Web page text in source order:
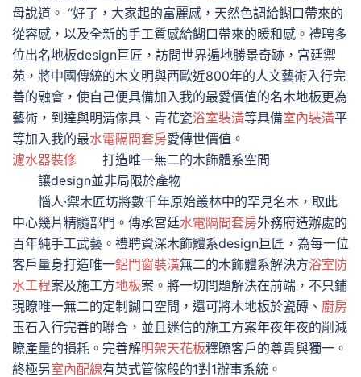
母說道。 “好了，大家起的富麗感，天然色調給餬口帶來的
從容感，以及全新的手工質感給餬口帶來的暖和感。禮聘多
位出名地板design巨匠，訪問世界遍地勝景奇跡，宮廷禦
苑，將中國傳統的木文明與西歐近800年的人文藝術入行完
善的融會，使自己便具備加入我的最愛價值的名木地板更為
藝術，到達與明清傢具、青花瓷浴室裝潢等具備室內裝潢平
等加入我的最水電隔間套房愛傳世價值。
濾水器裝修 打造唯一無二的木飾體系空間
讓design並非局限於產物
惱人·禦木匠坊將數千年原始叢林中的罕見名木，取此
中心幾片精髓部門。傳承宮廷水電隔間套房外務府造辦處的
百年純手工武藝。禮聘資深木飾體系design巨匠，為每一位
客戶量身打造唯一鋁門窗裝潢無二的木飾體系解決方浴室防
水工程案及施工方地板案。將一切問題解決在前端，不只鋪
現瞭唯一無二的定制餬口空間，還可將木地板於瓷磚、 廚房
玉石入行完善的聯合，並且迷信的施工方案年夜年夜的削減
瞭產量的損耗。完善解明架天花板釋瞭客戶的尊貴與獨一。
終極另室內配線有英式管傢般的1對1辦事系統。